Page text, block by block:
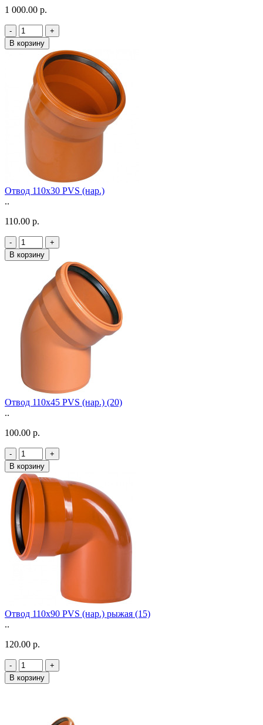
1 000.00 р.
-
+
В корзину
Отвод 110х30 PVS (нар.)
..
110.00 р.
-
+
В корзину
Отвод 110х45 PVS (нар.) (20)
..
100.00 р.
-
+
В корзину
Отвод 110х90 PVS (нар.) рыжая (15)
..
120.00 р.
-
+
В корзину